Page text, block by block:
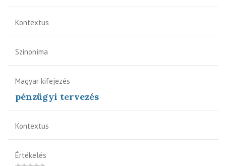
Kontextus
Szinoníma
Magyar kifejezés
pénzügyi tervezés
Kontextus
Értékelés